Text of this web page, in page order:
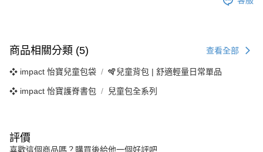
商品相關分類 (5) 查看全部
❖ impact 怡寶兒童包袋 🪇兒童背包 | 舒適輕量日常單品
❖ impact 怡寶護脊書包 兒童包全系列
評價
喜歡這個商品嗎？購買後給他一個好評吧